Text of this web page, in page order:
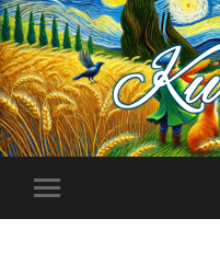
Toggle
mobile